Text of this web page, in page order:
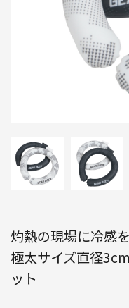
灼熱の現場に冷感
極太サイズ直径
ット